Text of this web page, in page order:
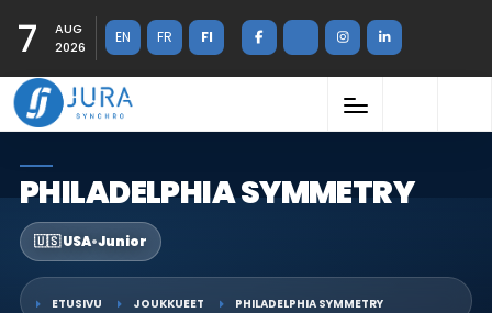
7
AUG
2026
EN FR FI
PHILADELPHIA SYMMETRY
🇺🇸 USA•Junior
ETUSIVU JOUKKUEET PHILADELPHIA SYMMETRY